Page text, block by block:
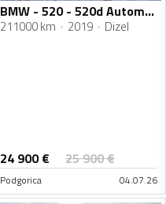
BMW - 520 - 520d Automatik Sport Line
211000 km 2019 Dizel
24 900€ 25 900€
Podgorica 04.07.26